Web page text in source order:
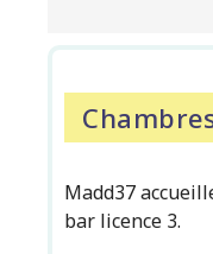
Madd37
bar licence 3.